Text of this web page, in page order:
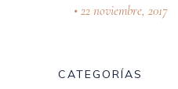
22 noviembre, 2017
CATEGORÍAS